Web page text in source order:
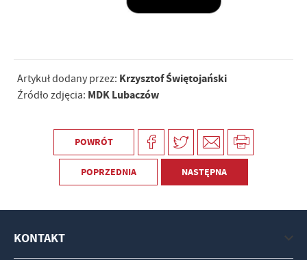
Artykuł dodany przez: Krzysztof Świętojański
Źródło zdjęcia: MDK Lubaczów
POWRÓT
POPRZEDNIA NASTĘPNA
KONTAKT